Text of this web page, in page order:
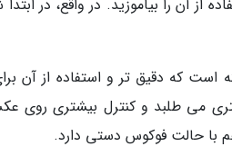
از آن را بیاموزید. در واقع، در
است که دقیق تر و استفاده از آن
می طلبد و کنترل بیشتری
با حالت فوکوس دستی دارد.